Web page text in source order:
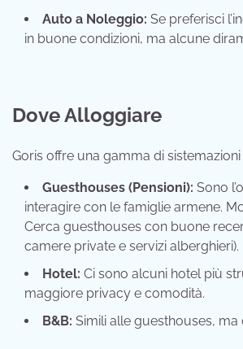
Auto a Noleggio: Se preferisci
in buone condizioni, ma alcune
Dove Alloggiare
Goris offre una gamma di
Guesthouses (Pensioni): Sono
interagire con le famiglie armene.
Cerca guesthouses con buone
camere private e servizi alberghieri).
Hotel: Ci sono alcuni hotel più
maggiore privacy e comodità.
B&B: Simili alle guesthouses,